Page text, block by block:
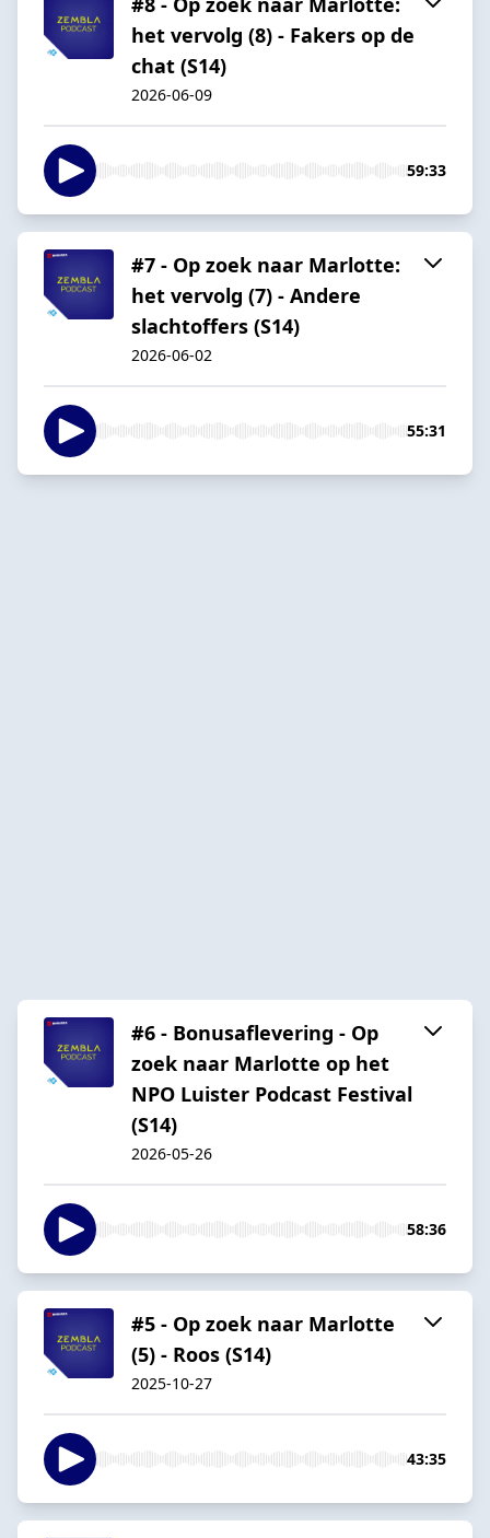
het vervolg (8) - Fakers op de
chat (S14)
2026-06-09
59:33
#7 - Op zoek naar Marlotte:
het vervolg (7) - Andere
slachtoffers (S14)
2026-06-02
55:31
#6 - Bonusaflevering - Op
zoek naar Marlotte op het
NPO Luister Podcast Festival
(S14)
2026-05-26
58:36
#5 - Op zoek naar Marlotte
(5) - Roos (S14)
2025-10-27
43:35